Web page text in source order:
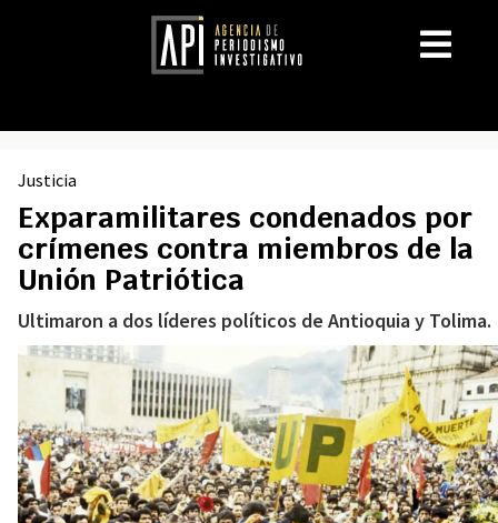
Justicia
Exparamilitares condenados por
crímenes contra miembros de la
Unión Patriótica
Ultimaron a dos líderes políticos de Antioquia y Tolima.